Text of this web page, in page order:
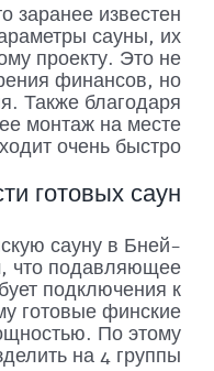
заранее известен
сауны, их
проекту. Это не
финансов, но
Также благодаря
монтаж на месте
очень быстро.
готовых саун
сауну в Бней-
что подавляющее
подключения к
готовые финские
По этому
на 4 группы: